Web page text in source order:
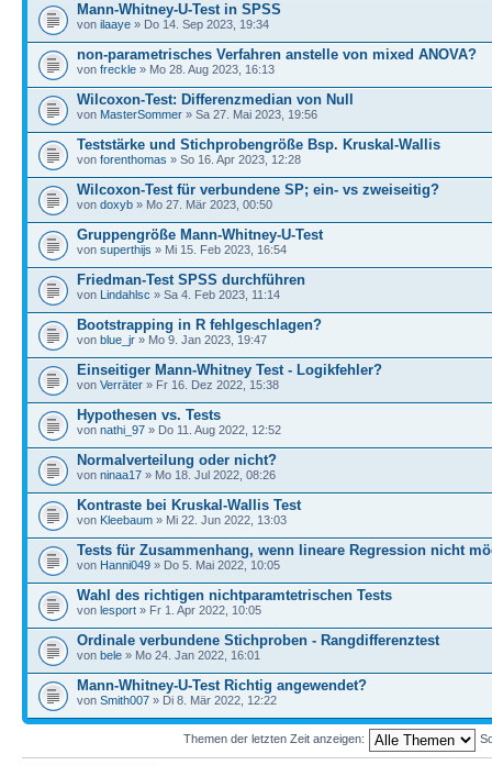
Mann-Whitney-U-Test in SPSS
von ilaaye » Do 14. Sep 2023, 19:34
non-parametrisches Verfahren anstelle von mixed ANOVA?
von freckle » Mo 28. Aug 2023, 16:13
Wilcoxon-Test: Differenzmedian von Null
von MasterSommer » Sa 27. Mai 2023, 19:56
Teststärke und Stichprobengröße Bsp. Kruskal-Wallis
von forenthomas » So 16. Apr 2023, 12:28
Wilcoxon-Test für verbundene SP; ein- vs zweiseitig?
von doxyb » Mo 27. Mär 2023, 00:50
Gruppengröße Mann-Whitney-U-Test
von superthijs » Mi 15. Feb 2023, 16:54
Friedman-Test SPSS durchführen
von Lindahlsc » Sa 4. Feb 2023, 11:14
Bootstrapping in R fehlgeschlagen?
von blue_jr » Mo 9. Jan 2023, 19:47
Einseitiger Mann-Whitney Test - Logikfehler?
von Verräter » Fr 16. Dez 2022, 15:38
Hypothesen vs. Tests
von nathi_97 » Do 11. Aug 2022, 12:52
Normalverteilung oder nicht?
von ninaa17 » Mo 18. Jul 2022, 08:26
Kontraste bei Kruskal-Wallis Test
von Kleebaum » Mi 22. Jun 2022, 13:03
Tests für Zusammenhang, wenn lineare Regression nicht
von Hanni049 » Do 5. Mai 2022, 10:05
Wahl des richtigen nichtparamtetrischen Tests
von lesport » Fr 1. Apr 2022, 10:05
Ordinale verbundene Stichproben - Rangdifferenztest
von bele » Mo 24. Jan 2022, 16:01
Mann-Whitney-U-Test Richtig angewendet?
von Smith007 » Di 8. Mär 2022, 12:22
Themen der letzten Zeit anzeigen: